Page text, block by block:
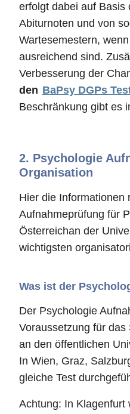
erfolgt dabei auf Basis
Abiturnoten und von
Wartesemestern,
ausreichend sind.
Verbesserung der
den BaPsy DGPs
Beschränkung gibt es
2. Psychologie
Organisation
Hier die Informationen
Aufnahmeprüfung für
Österreichan der
wichtigsten
Was ist der
Der Psychologie
Voraussetzung für
an den öffentlichen
In Wien, Graz,
gleiche Test
Achtung: In Klagenfurt